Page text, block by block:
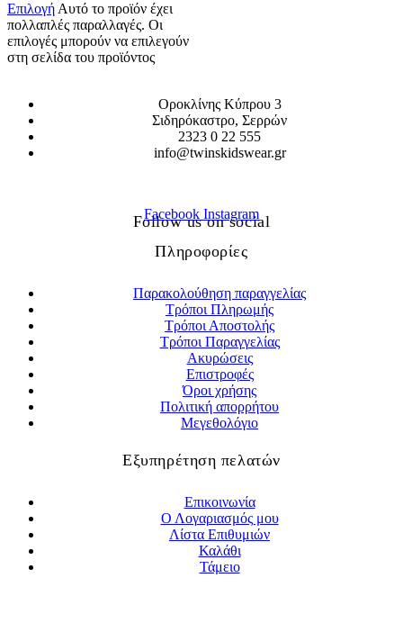
ΕπιλογήΑυτό το προϊόν έχει
πολλαπλές παραλλαγές. Οι
επιλογές μπορούν να επιλεγούν
στη σελίδα του προϊόντος
Οροκλίνης Κύπρου 3
Σιδηρόκαστρο, Σερρών
2323 0 22 555
info@twinskidswear.gr
Follow us on social
Facebook Instagram
Πληροφορίες
Παρακολούθηση παραγγελίας
Τρόποι Πληρωμής
Τρόποι Αποστολής
Τρόποι Παραγγελίας
Ακυρώσεις
Επιστροφές
Όροι χρήσης
Πολιτική απορρήτου
Μεγεθολόγιο
Εξυπηρέτηση πελατών
Επικοινωνία
Ο Λογαριασμός μου
Λίστα Επιθυμιών
Καλάθι
Τάμειο